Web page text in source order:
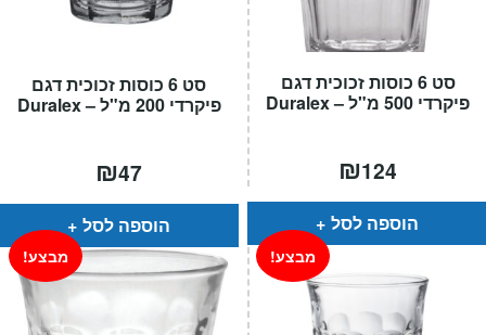
סט 6 כוסות זכוכית דגם
פיקרדי 200 מ"ל – Duralex
₪47
הוספה לסל
סט 6 כוסות זכוכית דגם
פיקרדי 500 מ"ל – Duralex
₪124
הוספה לסל
מבצע! מבצע!